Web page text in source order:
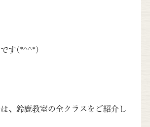
です(*^^*)
、鈴鹿教室の全クラスをご紹介し